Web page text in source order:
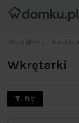
Strona główna Narzędzia
Wkrętarki
Filtr